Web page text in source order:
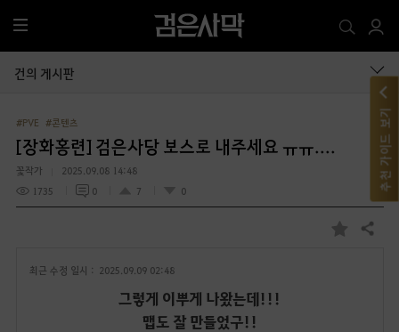
전
체
메
건의 게시판
#PVE #콘텐츠
[장화홍련] 검은사당 보스로 내주세요 ㅠㅠ....
꽃작가
2025.09.08 14:48
1735
0 7 0
즐
공유하기
최근 수정 일시 : 2025.09.09 02:48
그렇게 이뿌게 나왔는데!!!
맵도 잘 만들었구!!
추천 가이드 보기